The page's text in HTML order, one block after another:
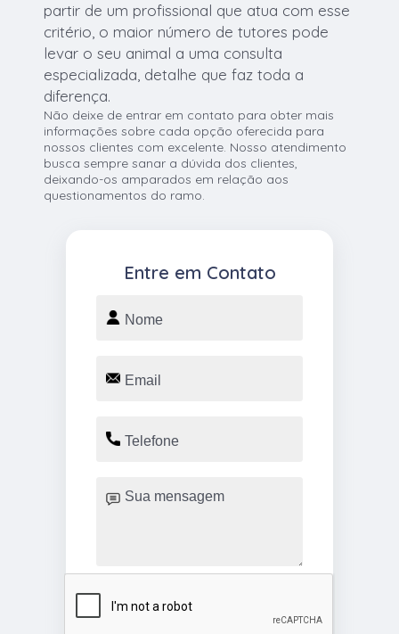
partir de um profissional que atua com esse
critério, o maior número de tutores pode
levar o seu animal a uma consulta
especializada, detalhe que faz toda a
diferença.
Não deixe de entrar em contato para obter mais
informações sobre cada opção oferecida para
nossos clientes com excelente. Nosso atendimento
busca sempre sanar a dúvida dos clientes,
deixando-os amparados em relação aos
questionamentos do ramo.
Entre em Contato